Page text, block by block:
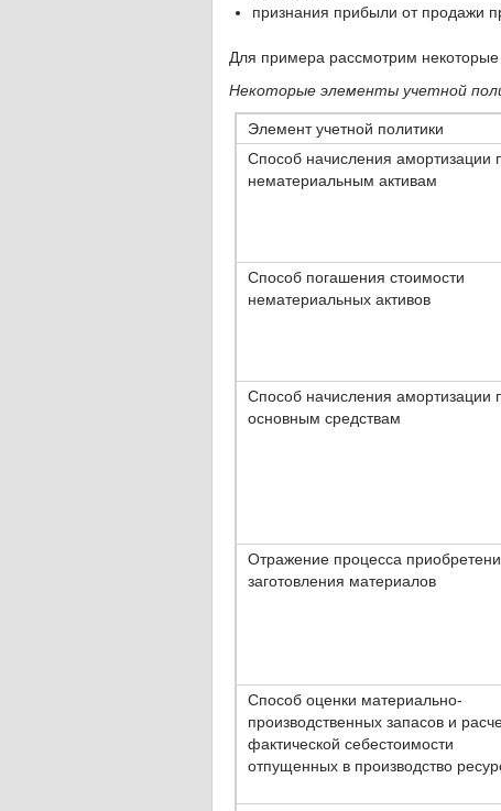
признания прибыли от продажи
Для примера рассмотрим некоторые
Некоторые элементы учетной
Элемент учетной политики
Способ начисления амортизации
нематериальным активам
Способ погашения стоимости
нематериальных активов
Способ начисления амортизации
основным средствам
Отражение процесса
заготовления материалов
Способ оценки материально-
производственных запасов и
фактической себестоимости
отпущенных в производство